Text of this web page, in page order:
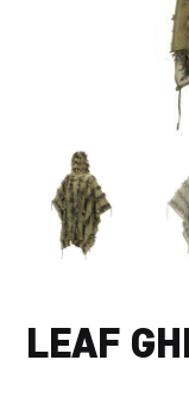
LEAF